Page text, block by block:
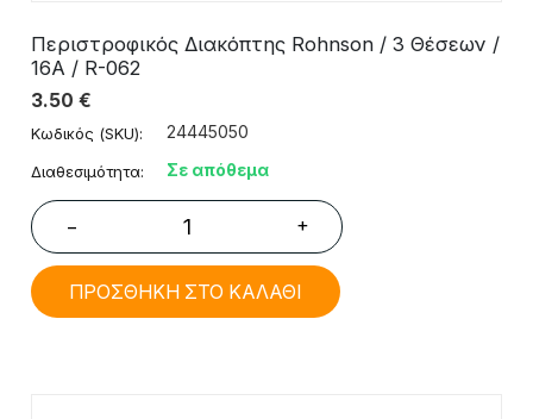
Περιστροφικός Διακόπτης Rohnson / 3 Θέσεων /
16Α / R-062
3.50 €
Κωδικός (SKU): 24445050
Διαθεσιμότητα: Σε απόθεμα
− +
ΠΡΟΣΘΗΚΗ ΣΤΟ ΚΑΛΑΘΙ